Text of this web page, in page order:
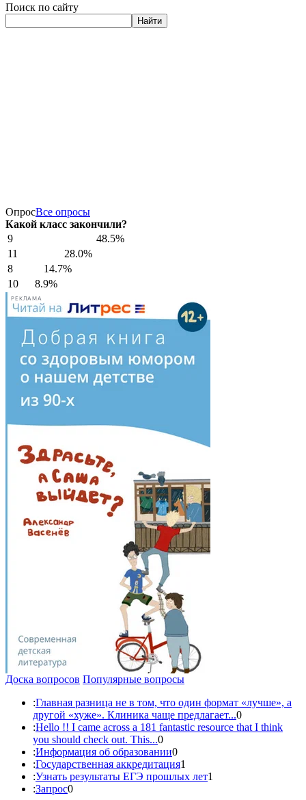
Поиск по сайту
Найти
ОпросВсе опросы
Какой класс закончили?
9
48.5%
11
28.0%
8
14.7%
10
8.9%
РЕКЛАМА
Доска вопросов Популярные вопросы
:Главная разница не в том, что один формат «лучше», а
другой «хуже». Клиника чаще предлагает...0
:Hello !! I came across a 181 fantastic resource that I think
you should check out. This...0
:Информация об образовании0
:Государственная аккредитация1
:Узнать результаты ЕГЭ прошлых лет1
:Запрос0